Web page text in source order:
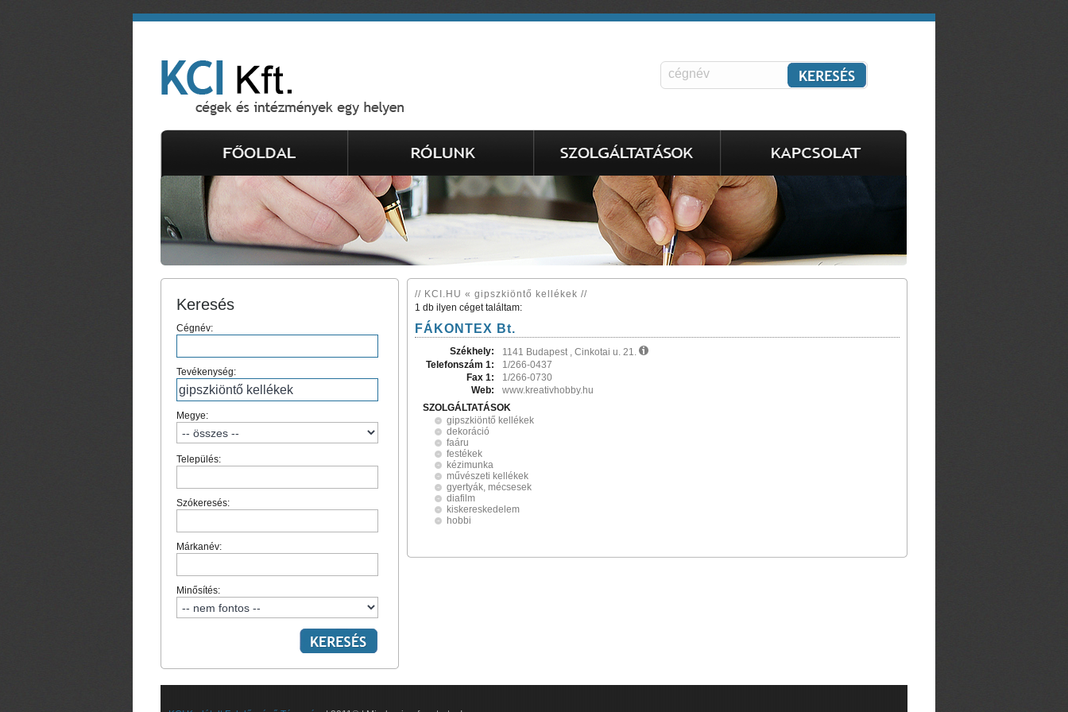
Keresés
Cégnév:
Tevékenység:
Megye:
Település:
Szókeresés:
Márkanév:
Minősítés:
// KCI.HU « gipszkiöntő kellékek //
1 db ilyen céget találtam:
FÁKONTEX Bt.
Székhely:
1141 Budapest , Cinkotai u. 21.
Telefonszám 1:
1/266-0437
Fax 1:
1/266-0730
Web:
www.kreativhobby.hu
SZOLGÁLTATÁSOK
gipszkiöntő kellékek
dekoráció
faáru
festékek
kézimunka
művészeti kellékek
gyertyák, mécsesek
diafilm
kiskereskedelem
hobbi